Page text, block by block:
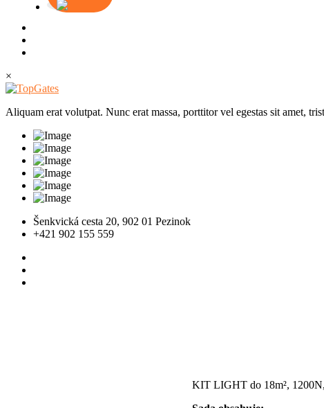
×
Aliquam erat volutpat. Nunc erat massa, porttitor vel egestas sit amet,
Šenkvická cesta 20, 902 01 Pezinok
+421 902 155 559
KIT LIGHT do 18m²,